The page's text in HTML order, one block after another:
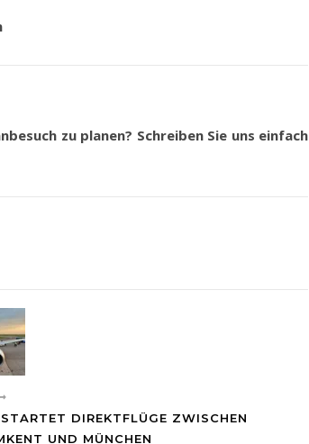
zu planen? Schreiben Sie uns einfach
DIREKTFLÜGE ZWISCHEN
UND MÜNCHEN